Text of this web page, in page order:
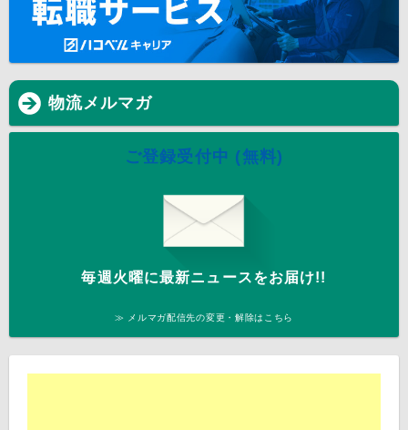
物流メルマガ
ご登録受付中 (無料)
毎週火曜に最新ニュースをお届け!!
≫ メルマガ配信先の変更・解除はこちら